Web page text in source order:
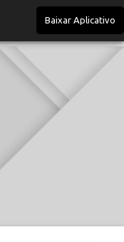
Baixar Aplicativo